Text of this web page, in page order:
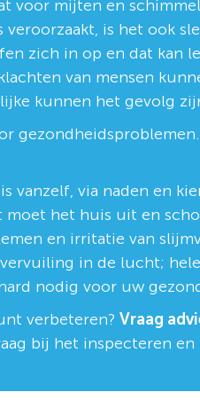
voor mijten en
is het ook
zich in op en dat
van mensen
kunnen het gevolg
vanzelf, via naden en
het huis uit en
en irritatie van
in de lucht;
nodig voor uw
verbeteren? Vraag
bij het inspecteren